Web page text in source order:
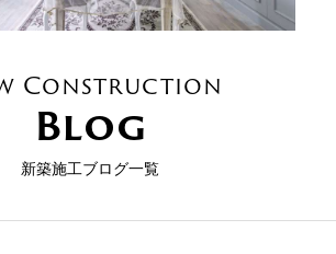
Construction
Blog
新築施工ブログ一覧